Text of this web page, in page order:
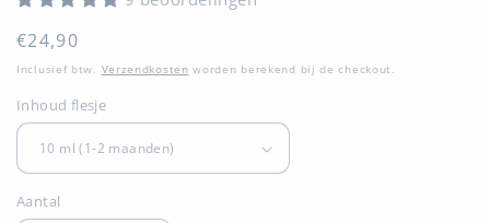
Normale
prijs
€24,90
Inclusief btw. Verzendkosten worden berekend bij de checkout.
Inhoud flesje
Aantal